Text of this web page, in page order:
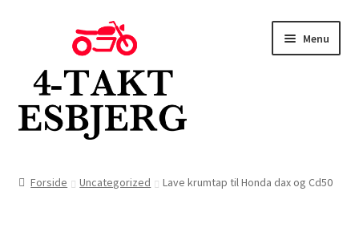
navigation
indhold
Menu
Forside Uncategorized Lave krumtap til Honda dax og Cd50